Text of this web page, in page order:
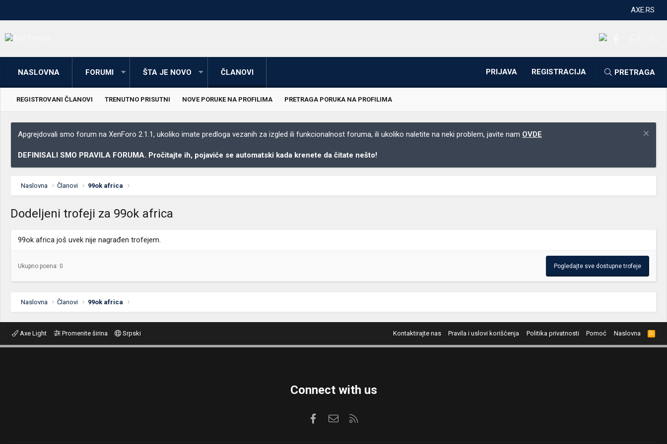
AXE.RS
NASLOVNA FORUMI ŠTA JE NOVO ČLANOVI PRIJAVA REGISTRACIJA PRETRAGA
REGISTROVANI ČLANOVI TRENUTNO PRISUTNI NOVE PORUKE NA PROFILIMA PRETRAGA PORUKA NA PROFILIMA
Apgrejdovali smo forum na XenForo 2.1.1, ukoliko imate predloga vezanih za izgled ili funkcionalnost foruma, ili ukoliko naletite na neki problem, javite nam OVDE
DEFINISALI SMO PRAVILA FORUMA. Pročitajte ih, pojaviće se automatski kada krenete da čitate nešto!
Naslovna Članovi 99ok africa
Dodeljeni trofeji za 99ok africa
99ok africa još uvek nije nagrađen trofejem.
Ukupno poena: 0 Pogledajte sve dostupne trofeje
Naslovna Članovi 99ok africa
Axe Light Promenite širina Srpski Kontaktirajte nas Pravila i uslovi korišćenja Politika privatnosti Pomoć Naslovna
R
S
S
Connect with us
FacebookKontaktirajte nas